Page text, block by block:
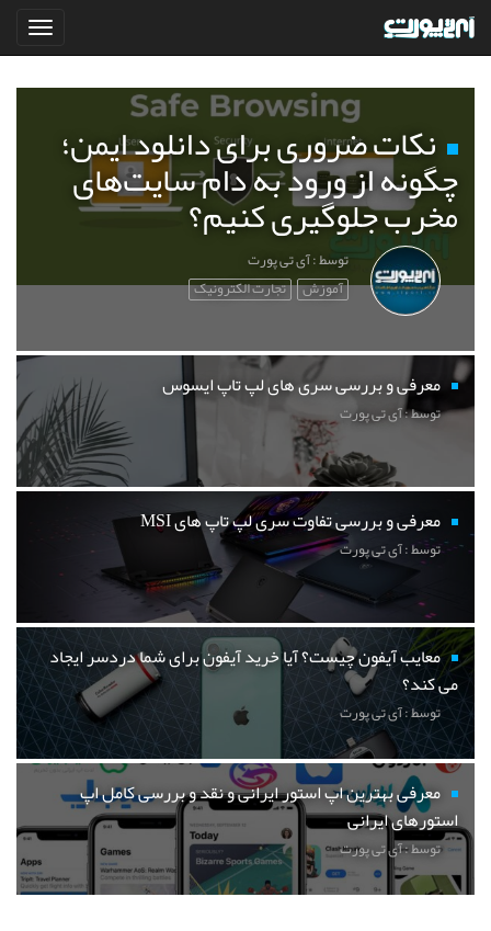
نکات ضروری برای دانلود ایمن؛
چگونه از ورود به دام سایت‌های
مخرب جلوگیری کنیم؟
توسط : آی تی پورت
آموزش تجارت الکترونیک
معرفی و بررسی سری های لپ تاپ ایسوس
توسط : آی تی پورت
معرفی و بررسی تفاوت سری لپ تاپ های MSI
توسط : آی تی پورت
معایب آیفون چیست؟ آیا خرید آیفون برای شما دردسر ایجاد
می کند؟
توسط : آی تی پورت
معرفی بهترین اپ استور ایرانی و نقد و بررسی کامل اپ
استورهای ایرانی
توسط : آی تی پورت